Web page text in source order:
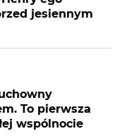
jesiennym
To pierwsza
wspólnocie